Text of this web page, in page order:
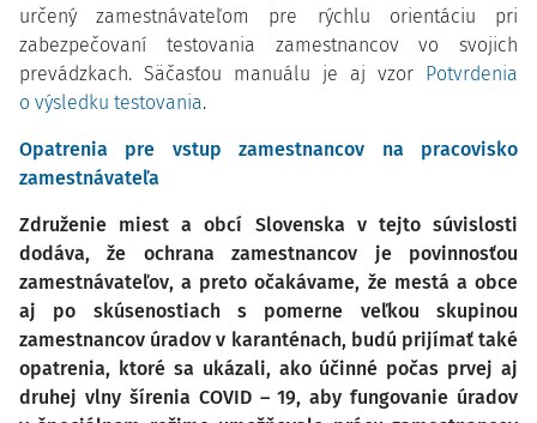
určený zamestnávateľom pre rýchlu orientáciu pri
zabezpečovaní testovania zamestnancov vo svojich
prevádzkach. Säčasťou manuálu je aj vzor Potvrdenia
o výsledku testovania.
Opatrenia pre vstup zamestnancov na pracovisko
zamestnávateľa
Združenie miest a obcí Slovenska v tejto súvislosti
dodáva, že ochrana zamestnancov je povinnosťou
zamestnávateľov, a preto očakávame, že mestá a obce
aj po skúsenostiach s pomerne veľkou skupinou
zamestnancov úradov v karanténach, budú prijímať také
opatrenia, ktoré sa ukázali, ako účinné počas prvej aj
druhej vlny šírenia COVID – 19, aby fungovanie úradov